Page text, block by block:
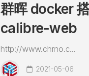
群晖 docker
calibre-web
http://www.chrno.c...
2021-05-06